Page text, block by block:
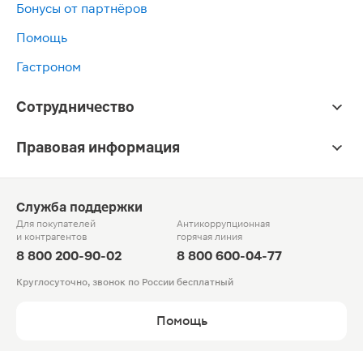
Бонусы от партнёров
Помощь
Гастроном
Сотрудничество
Правовая информация
Служба поддержки
Для покупателей
и контрагентов
8 800 200-90-02
Антикоррупционная
горячая линия
8 800 600-04-77
Круглосуточно, звонок по России бесплатный
Помощь